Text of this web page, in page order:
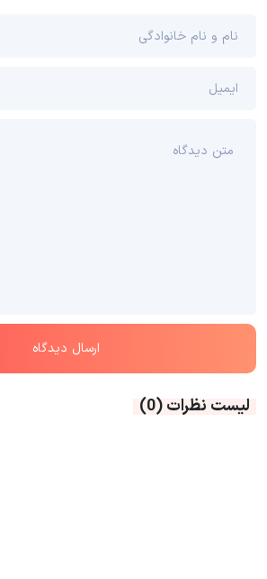
لیست نظرات(0)